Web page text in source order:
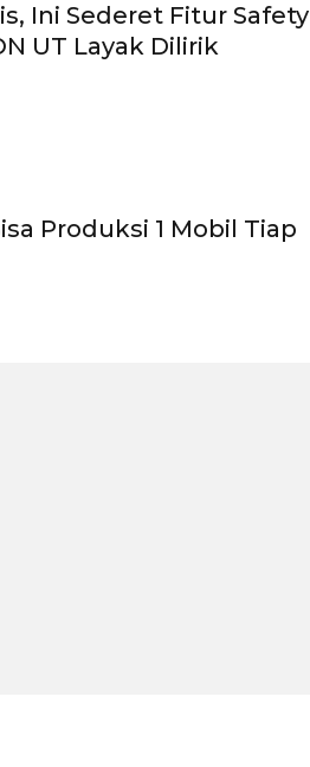
Ini Sederet Fitur Safety
UT Layak Dilirik
Produksi 1 Mobil Tiap